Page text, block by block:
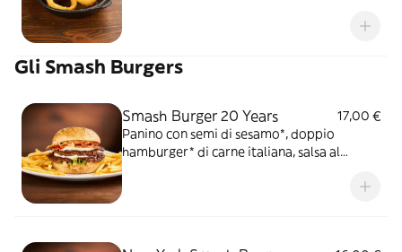
Gli Smash Burgers
Smash Burger 20 Years
17,00 €
Panino con semi di sesamo*, doppio
hamburger* di carne italiana, salsa al
nostrano, insalata iceberg, salsa maionese